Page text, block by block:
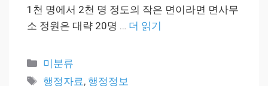
1천 명에서 2천 명 정도의 작은 면이라면 면사무
소 정원은 대략 20명 … 더 읽기
카
테
미분류
태
행정자료, 행정정보